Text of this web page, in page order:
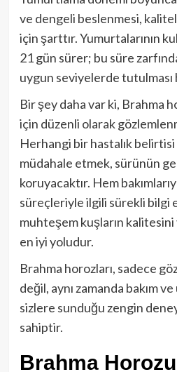
ve dengeli beslenmesi,
için şarttır. Yumurtalarının
21 gün sürer; bu süre
uygun seviyelerde tutulması
Bir şey daha var ki, Brahma
için düzenli olarak
Herhangi bir hastalık
müdahale etmek, sürünün
koruyacaktır. Hem
süreçleriyle ilgili sürekli bilgi
muhteşem kuşların kalitesini
en iyi yoludur.
Brahma horozları, sadece
değil, aynı zamanda bakım
sizlere sunduğu zengin
sahiptir.
Brahma